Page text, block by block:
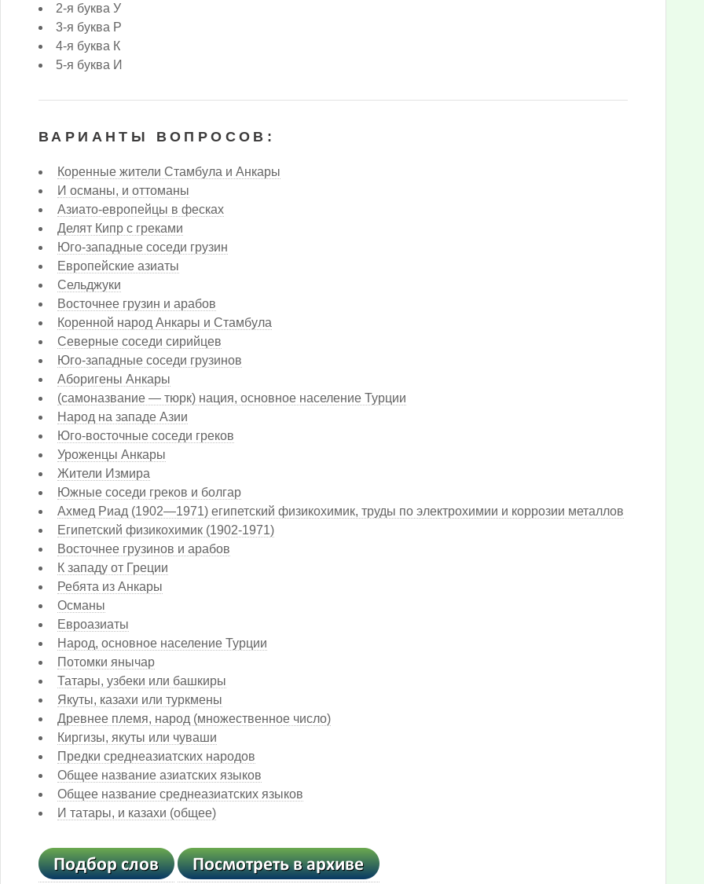
2-я буква У
3-я буква Р
4-я буква К
5-я буква И
ВАРИАНТЫ ВОПРОСОВ:
Коренные жители Стамбула и Анкары
И османы, и оттоманы
Азиато-европейцы в фесках
Делят Кипр с греками
Юго-западные соседи грузин
Европейские азиаты
Сельджуки
Восточнее грузин и арабов
Коренной народ Анкары и Стамбула
Северные соседи сирийцев
Юго-западные соседи грузинов
Аборигены Анкары
(самоназвание — тюрк) нация, основное население Турции
Народ на западе Азии
Юго-восточные соседи греков
Уроженцы Анкары
Жители Измира
Южные соседи греков и болгар
Ахмед Риад (1902—1971) египетский физикохимик, труды по электрохимии и коррозии металлов
Египетский физикохимик (1902-1971)
Восточнее грузинов и арабов
К западу от Греции
Ребята из Анкары
Османы
Евроазиаты
Народ, основное население Турции
Потомки янычар
Татары, узбеки или башкиры
Якуты, казахи или туркмены
Древнее племя, народ (множественное число)
Киргизы, якуты или чуваши
Предки среднеазиатских народов
Общее название азиатских языков
Общее название среднеазиатских языков
И татары, и казахи (общее)